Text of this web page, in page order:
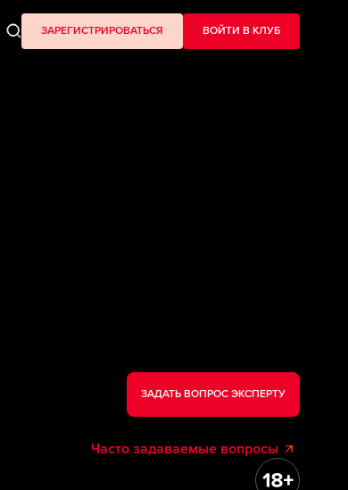
ЗАРЕГИСТРИРОВАТЬСЯ ВОЙТИ В КЛУБ
ЗАДАТЬ ВОПРОС ЭКСПЕРТУ
Часто задаваемые вопросы